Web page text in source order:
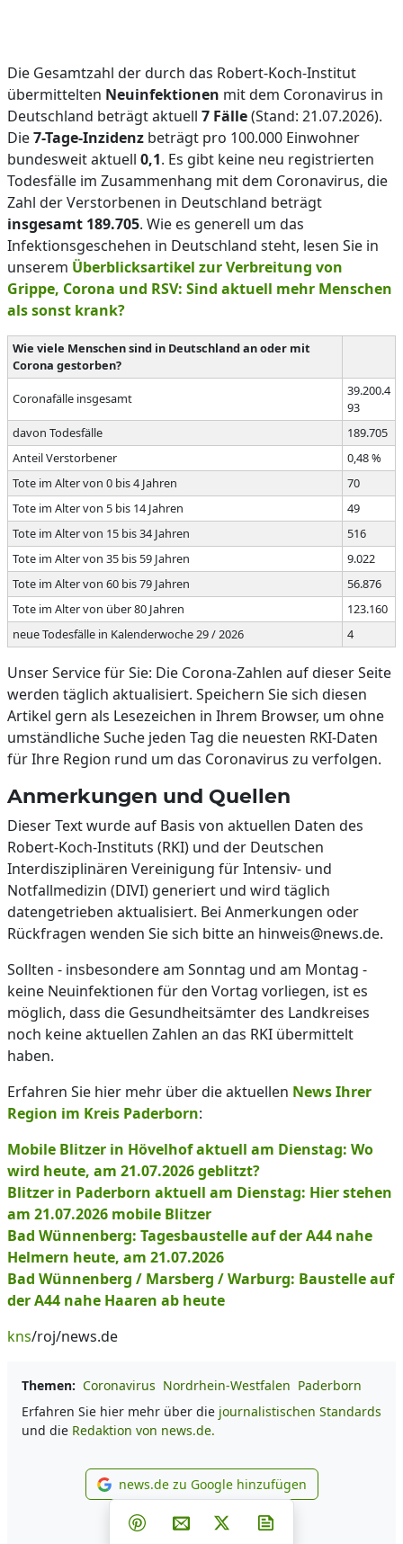
Die Gesamtzahl der durch das Robert-Koch-Institut
übermittelten Neuinfektionen mit dem Coronavirus in
Deutschland beträgt aktuell 7 Fälle(Stand: 21.07.2026).
Die7-Tage-Inzidenz beträgt pro 100.000 Einwohner
bundesweit aktuell 0,1. Es gibt keine neu registrierten
Todesfälle im Zusammenhang mit dem Coronavirus, die
Zahl der Verstorbenen in Deutschland beträgt
insgesamt 189.705. Wie es generell um das
Infektionsgeschehen in Deutschland steht, lesen Sie in
unserem Überblicksartikel zur Verbreitung von
Grippe, Corona und RSV: Sind aktuell mehr Menschen
als sonst krank?
Wie viele Menschen sind in Deutschland an oder mit
Corona gestorben?
Coronafälle insgesamt
39.200.4
93
davon Todesfälle
189.705
Anteil Verstorbener
0,48 %
Tote im Alter von 0 bis 4 Jahren
70
Tote im Alter von 5 bis 14 Jahren
49
Tote im Alter von 15 bis 34 Jahren
516
Tote im Alter von 35 bis 59 Jahren
9.022
Tote im Alter von 60 bis 79 Jahren
56.876
Tote im Alter von über 80 Jahren
123.160
neue Todesfälle in Kalenderwoche 29 / 2026
4
Unser Service für Sie: Die Corona-Zahlen auf dieser Seite
werden täglich aktualisiert. Speichern Sie sich diesen
Artikel gern als Lesezeichen in Ihrem Browser, um ohne
umständliche Suche jeden Tag die neuesten RKI-Daten
für Ihre Region rund um das Coronavirus zu verfolgen.
Anmerkungen und Quellen
Dieser Text wurde auf Basis von aktuellen Daten des
Robert-Koch-Instituts (RKI) und der Deutschen
Interdisziplinären Vereinigung für Intensiv- und
Notfallmedizin (DIVI) generiert und wird täglich
datengetrieben aktualisiert. Bei Anmerkungen oder
Rückfragen wenden Sie sich bitte an hinweis@news.de.
Sollten - insbesondere am Sonntag und am Montag -
keine Neuinfektionen für den Vortag vorliegen, ist es
möglich, dass die Gesundheitsämter des Landkreises
noch keine aktuellen Zahlen an das RKI übermittelt
haben.
Erfahren Sie hier mehr über die aktuellen News Ihrer
Region im Kreis Paderborn:
Mobile Blitzer in Hövelhof aktuell am Dienstag: Wo
wird heute, am 21.07.2026 geblitzt?
Blitzer in Paderborn aktuell am Dienstag: Hier stehen
am 21.07.2026 mobile Blitzer
Bad Wünnenberg: Tagesbaustelle auf der A44 nahe
Helmern heute, am 21.07.2026
Bad Wünnenberg / Marsberg / Warburg: Baustelle auf
der A44 nahe Haaren ab heute
kns/roj/news.de
Themen: Coronavirus Nordrhein-Westfalen Paderborn
Erfahren Sie hier mehr über die journalistischen Standards
und die Redaktion von news.de.
news.de zu Google
news.de zu Google hinzufügen
Teilen auf Facebook
Teilen auf Whatsapp
Teilen auf Telegram
Teilen auf Pinterest
Per E-Mail teilen
Post auf X